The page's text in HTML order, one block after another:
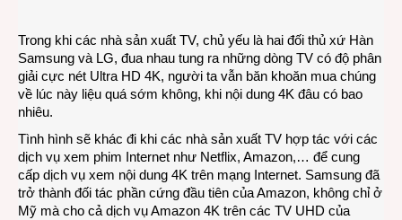
phim
4K
Trong khi các nhà sản xuất TV, chủ yếu là hai đối thủ xứ Hàn
Samsung và LG, đua nhau tung ra những dòng TV có độ phân
giải cực nét Ultra HD 4K, người ta vẫn băn khoăn mua chúng
về lúc này liệu quá sớm không, khi nội dung 4K đâu có bao
nhiêu.
Tình hình sẽ khác đi khi các nhà sản xuất TV hợp tác với các
dịch vụ xem phim Internet như Netflix, Amazon,… để cung
cấp dịch vụ xem nội dung 4K trên mạng Internet. Samsung đã
trở thành đối tác phần cứng đầu tiên của Amazon, không chỉ ở
Mỹ mà cho cả dịch vụ Amazon 4K trên các TV UHD của